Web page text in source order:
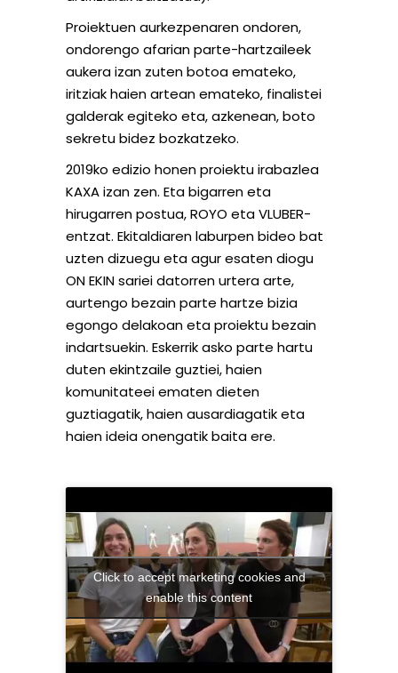
Proiektuen aurkezpenaren ondoren,
ondorengo afarian parte-hartzaileek
aukera izan zuten botoa emateko,
iritziak haien artean emateko, finalistei
galderak egiteko eta, azkenean, boto
sekretu bidez bozkatzeko.
2019ko edizio honen proiektu irabazlea
KAXA izan zen. Eta bigarren eta
hirugarren postua, ROYO eta VLUBER-
entzat. Ekitaldiaren laburpen bideo bat
uzten dizuegu eta agur esaten diogu
ON EKIN sariei datorren urtera arte,
aurtengo bezain parte hartze bizia
egongo delakoan eta proiektu bezain
indartsuekin. Eskerrik asko parte hartu
duten ekintzaile guztiei, haien
komunitateei ematen dieten
guztiagatik, haien ausardiagatik eta
haien ideia onengatik baita ere.
Click to accept marketing cookies and
enable this content